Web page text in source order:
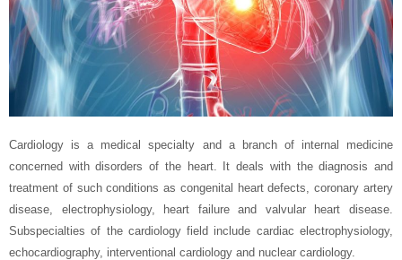
Cardiology is a medical specialty and a branch of internal medicine
concerned with disorders of the heart. It deals with the diagnosis and
treatment of such conditions as congenital heart defects, coronary artery
disease, electrophysiology, heart failure and valvular heart disease.
Subspecialties of the cardiology field include cardiac electrophysiology,
echocardiography, interventional cardiology and nuclear cardiology.